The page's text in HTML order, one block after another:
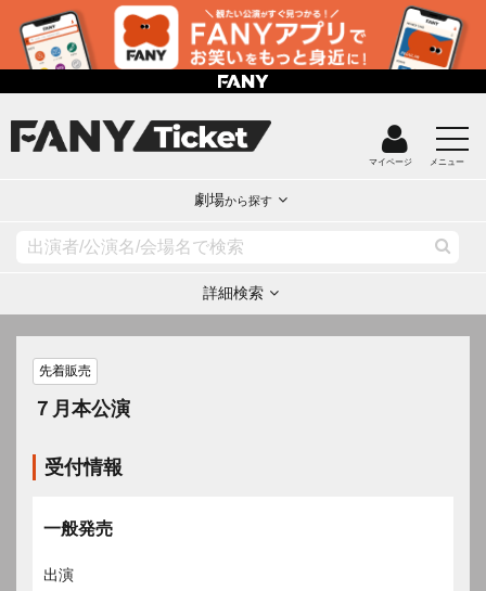
マイページ メニュー
劇場から探す
詳細検索
先着販売
７月本公演
受付情報
一般発売
出演